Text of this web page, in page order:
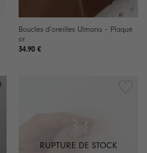
Boucles d’oreilles Ulmana – Plaqué
or
34.90 €
RUPTURE DE STOCK